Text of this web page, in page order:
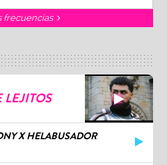
frecuencias
LEJITOS
X HELABUSADOR